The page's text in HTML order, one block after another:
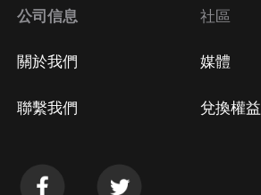
公司信息
關於我們
聯繫我們
社區
媒體
兌換權益